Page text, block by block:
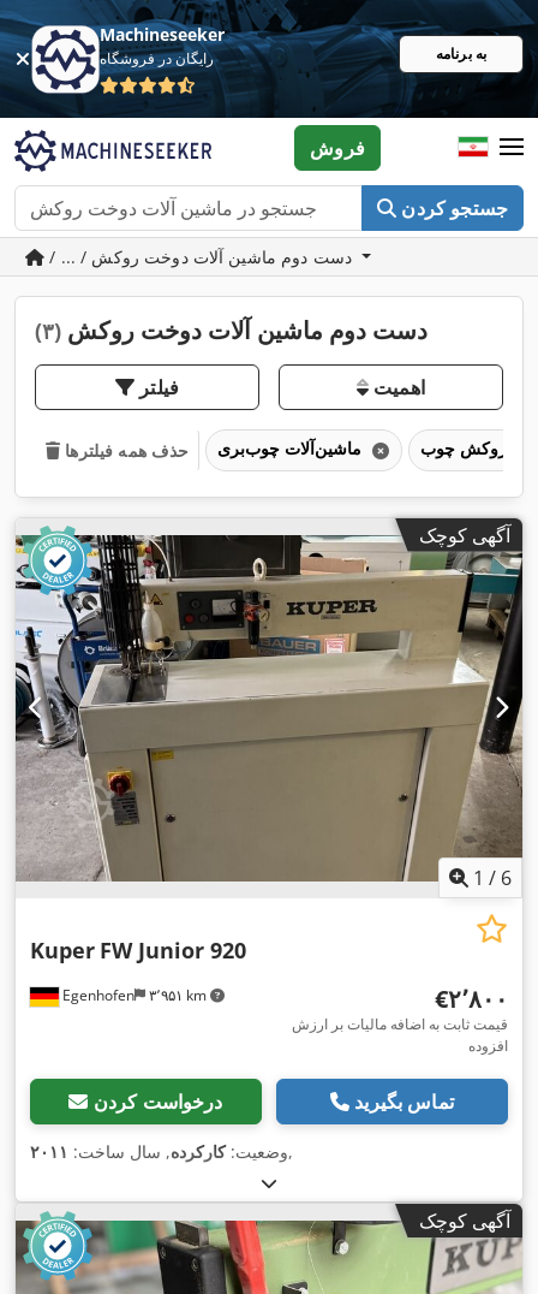
Machineseeker
رایگان در فروشگاه به برنامه
جستجو کردن
فروش
دست دوم ماشین آلات دوخت روکش (۳)
فیلتر اهمیت
حذف همه فیلترها
آگهی کوچک
1 / 6
Egenhofen ۳٬۹۵۱ km
Kuper FW Junior 920
‎€۲٬۸۰۰
قیمت ثابت به اضافه مالیات بر ارزش
افزوده
درخواست کردن تماس بگیرید
وضعیت:کارکرده, سال ساخت: ۲۰۱۱ ,
آگهی کوچک